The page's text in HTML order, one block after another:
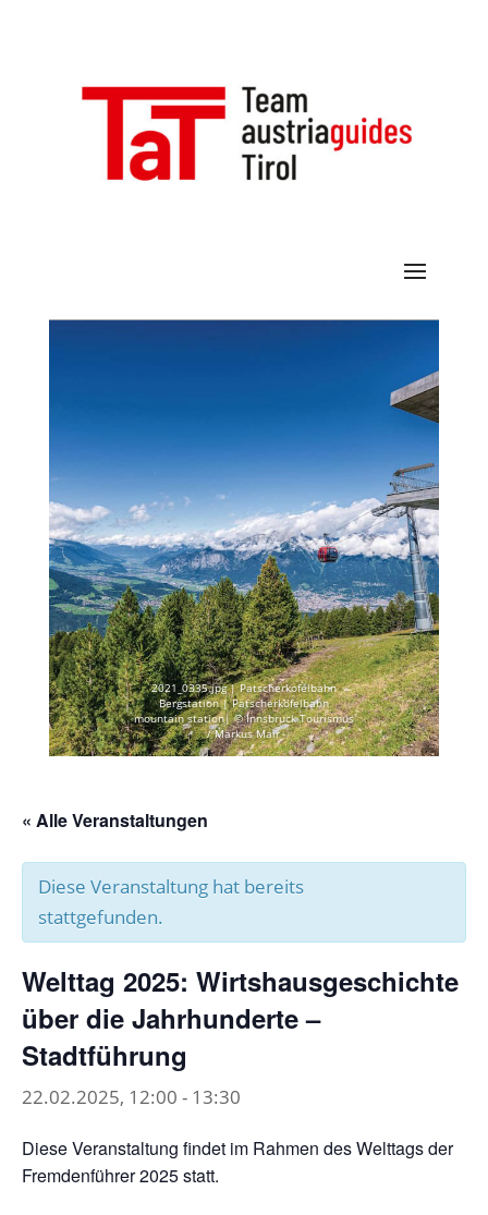
2021_0335.jpg | Patscherkofelbahn
Bergstation | Patscherkofelbahn
mountain station| © Innsbruck Tourismus
/ Markus Mair
« Alle Veranstaltungen
Diese Veranstaltung hat bereits
stattgefunden.
Welttag 2025: Wirtshausgeschichte
über die Jahrhunderte –
Stadtführung
22.02.2025, 12:00 - 13:30
Diese Veranstaltung findet im Rahmen des Welttags der
Fremdenführer 2025 statt.